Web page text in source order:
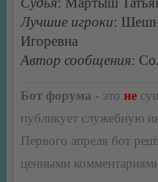
Лучшие игроки:
Игоревна
Автор сообщения:
Бот форума - это не
публикует служебную
Первого апреля бот
ценными